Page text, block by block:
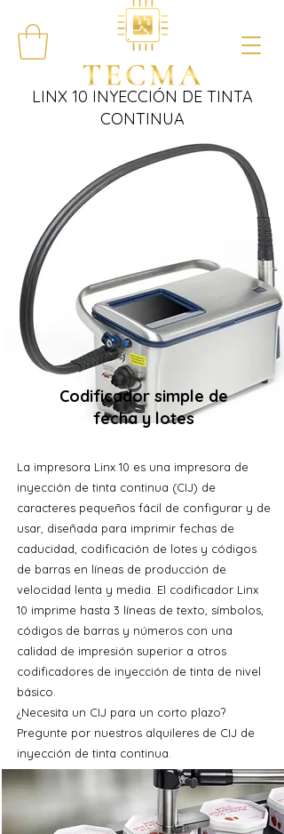
LINX 10 INYECCIÓN DE TINTA
CONTINUA
Codificador simple de
fecha y lotes
La impresora Linx 10 es una impresora de
inyección de tinta continua (CIJ) de
caracteres pequeños fácil de configurar y de
usar, diseñada para imprimir fechas de
caducidad, codificación de lotes y códigos
de barras en líneas de producción de
velocidad lenta y media. El codificador Linx
10 imprime hasta 3 líneas de texto, símbolos,
códigos de barras y números con una
calidad de impresión superior a otros
codificadores de inyección de tinta de nivel
básico.
¿Necesita un CIJ para un corto plazo?
Pregunte por nuestros alquileres de CIJ de
inyección de tinta continua.